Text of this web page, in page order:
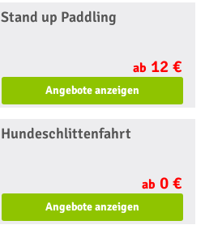
Stand up Paddling
ab 12 €
Angebote anzeigen
Hundeschlittenfahrt
ab 0 €
Angebote anzeigen